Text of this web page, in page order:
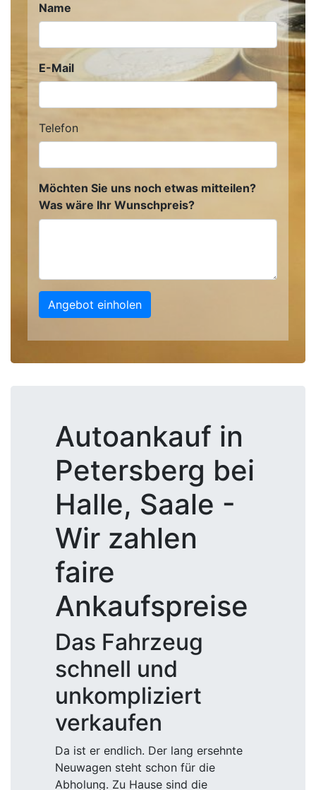
Name
E-Mail
Telefon
Möchten Sie uns noch etwas mitteilen?
Was wäre Ihr Wunschpreis?
Angebot einholen
Autoankauf in
Petersberg bei
Halle, Saale -
Wir zahlen
faire
Ankaufspreise
Das Fahrzeug
schnell und
unkompliziert
verkaufen
Da ist er endlich. Der lang ersehnte
Neuwagen steht schon für die
Abholung. Zu Hause sind die